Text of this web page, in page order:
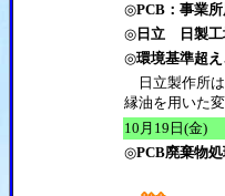
◎PCB：事業
◎日立 日製工
◎環境基準超
日立製作所は
縁油を用いた
10月19日(金)
◎PCB廃棄物